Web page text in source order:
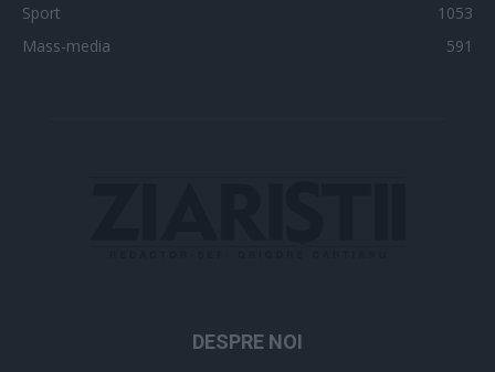
Sport
1053
Mass-media
591
DESPRE NOI